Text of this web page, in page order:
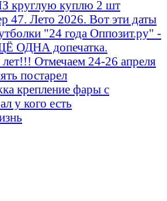
круглую куплю 2 шт
47. Лето 2026. Вот эти даты
"24 года Оппозит.ру" -
ОДНА допечатка.
Отмечаем 24-26 апреля
постарел
крепление фары с
у кого есть